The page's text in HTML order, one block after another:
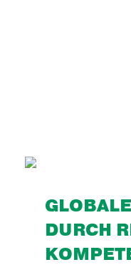
DURCH